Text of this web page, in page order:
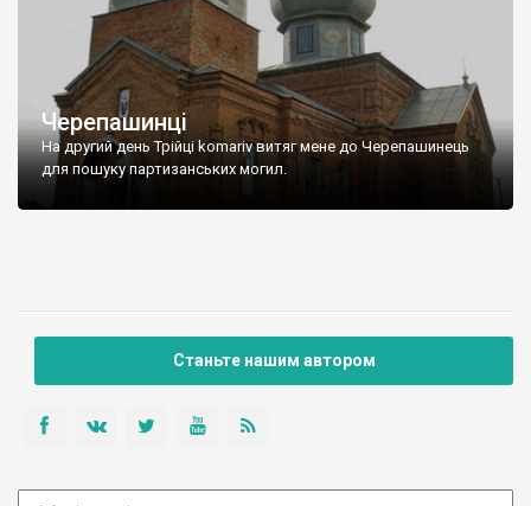
Черепашинці
На другий день Трійці komariv витяг мене до Черепашинець
для пошуку партизанських могил.
Станьте нашим автором